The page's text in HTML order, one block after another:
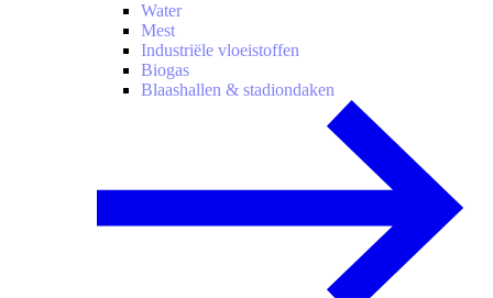
Water
Mest
Industriële vloeistoffen
Biogas
Blaashallen & stadiondaken